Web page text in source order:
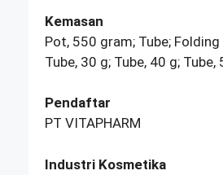
Kemasan
Pot, 550 gram; Tube; Folding
Tube, 30 g; Tube, 40 g; Tube,
Pendaftar
PT VITAPHARM
Industri Kosmetika